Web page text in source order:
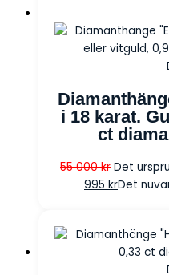
i 18 karat.
ct
55 000kr Det
995 krDet